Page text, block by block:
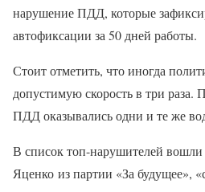
нарушение ПДД, которые
автофиксации за 50 дней работы.
Стоит отметить, что иногда
допустимую скорость в три раза.
ПДД оказывались одни и те же
В список топ-нарушителей
Яценко из партии «За будущее»,